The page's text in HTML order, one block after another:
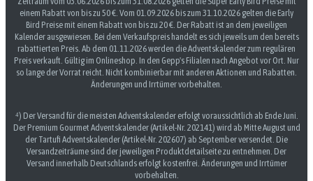
einem Rabatt von bis zu 50 €. Vom 01.09.2026 bis zum 31.10.2026 gelten die Early
Bird Preise mit einem Rabatt von bis zu 20 €. Der Rabatt ist an dem jeweiligen
Kalender ausgewiesen. Bei dem Verkaufspreis handelt es sich jeweils um den bereits
rabattierten Preis. Ab dem 01.11.2026 werden die Adventskalender zum regulären
Preis verkauft. Gültig im Onlineshop. In den Gepp's Filialen nach Angebot vor Ort. Nur
so lange der Vorrat reicht. Nicht kombinierbar mit anderen Aktionen und Rabatten.
Änderungen und Irrtümer vorbehalten.
⁴) Der Versand für die meisten Adventskalender erfolgt voraussichtlich ab Ende Juni.
Der Premium Gourmet Adventskalender (Artikel-Nr. 202141) wird ab Mitte August und
der Tartufi Adventskalender (Artikel-Nr. 202607) ab September versendet. Die
Versandzeiträume sind der jeweiligen Produktdetailseite zu entnehmen. Der
Versand innerhalb Deutschlands erfolgt kostenfrei. Änderungen und Irrtümer
vorbehalten.